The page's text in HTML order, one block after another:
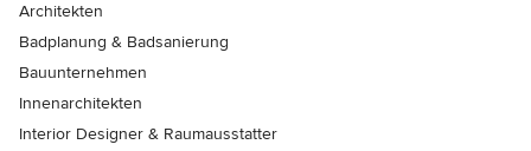
Architekten
Badplanung & Badsanierung
Bauunternehmen
Innenarchitekten
Interior Designer & Raumausstatter